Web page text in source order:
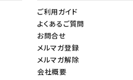
ご利用ガイド
よくあるご質問
お問合せ
メルマガ登録
メルマガ解除
会社概要